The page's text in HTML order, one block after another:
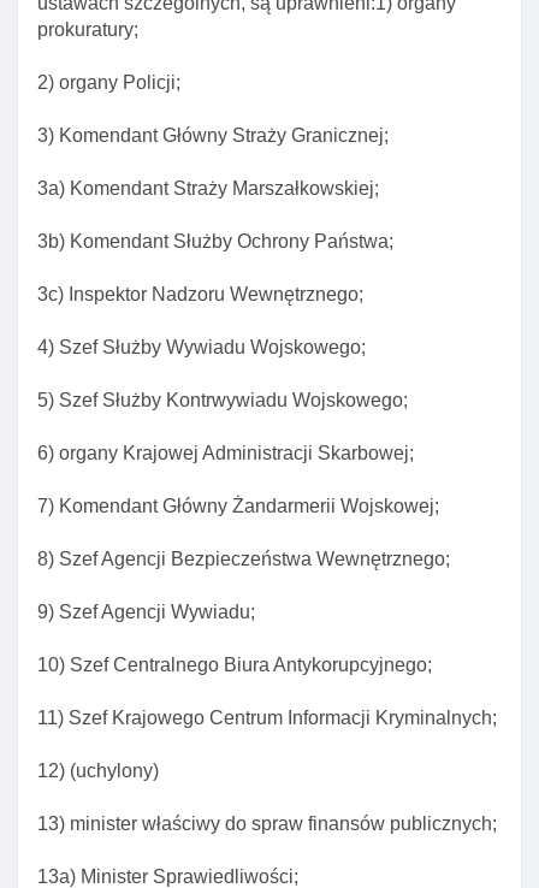
prokuratury;
2) organy Policji;
3) Komendant Główny Straży Granicznej;
3a) Komendant Straży Marszałkowskiej;
3b) Komendant Służby Ochrony Państwa;
3c) Inspektor Nadzoru Wewnętrznego;
4) Szef Służby Wywiadu Wojskowego;
5) Szef Służby Kontrwywiadu Wojskowego;
6) organy Krajowej Administracji Skarbowej;
7) Komendant Główny Żandarmerii Wojskowej;
8) Szef Agencji Bezpieczeństwa Wewnętrznego;
9) Szef Agencji Wywiadu;
10) Szef Centralnego Biura Antykorupcyjnego;
11) Szef Krajowego Centrum Informacji Kryminalnych;
12) (uchylony)
13) minister właściwy do spraw finansów publicznych;
13a) Minister Sprawiedliwości;
Art. 23. Nieodpłatne wydawanie dowodu zasada
Art. 25. Składanie wniosku o wydanie dowodu
Art. 26. Przyjęcie w miejscu pobytu wnioskodawcy
Art. 27. Obecność w razie składania wniosku o
dowodu
złożenie fałszywego oświadczenia
Art. 29. Fotografia do wniosku o wydanie dowodu
tożsamośCI osoby ubiegającej się o wydanie
Art. 29b. Potwierdzenie przez organ gminy
obywatelstwa osoby której ma być wydany dowóD
osobisty
Art. 29c. Pobieranie odcisków palców od osoby
Art. 29d. Potwierdzenie złożenia wniosku o wydanie
Art. 30a. Potwierdzenie tożsamośCI osoby